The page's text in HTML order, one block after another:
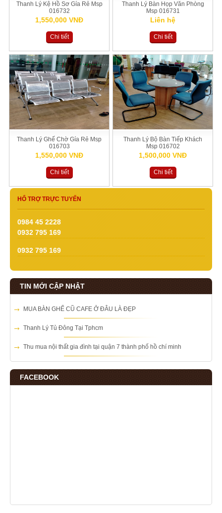
Thanh Lý Kệ Hồ Sơ Gía Rẻ Msp
016732
1,550,000 VNĐ
Chi tiết
Thanh Lý Bàn Họp Văn Phòng
Msp 016731
Liên hệ
Chi tiết
Thanh Lý Ghế Chờ Gía Rẻ Msp
016703
1,550,000 VNĐ
Chi tiết
Thanh Lý Bộ Bàn Tiếp Khách
Msp 016702
1,500,000 VNĐ
Chi tiết
HỔ TRỢ TRỰC TUYẾN
0984 45 2228
0932 795 169
0932 795 169
TIN MỚI CẬP NHẬT
MUA BÀN GHẾ CŨ CAFE Ở ĐÂU LÀ ĐẸP
Thanh Lý Tủ Đông Tại Tphcm
Thu mua nội thất gia đình tại quận 7 thành phố hồ chí minh
FACEBOOK